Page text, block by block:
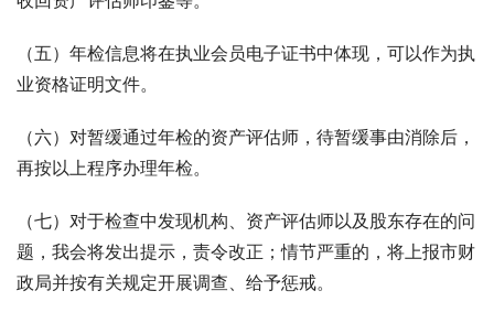
（五）年检信息将在执业会员电子证书中体现，可以作为执
业资格证明文件。
（六）对暂缓通过年检的资产评估师，待暂缓事由消除后，
再按以上程序办理年检。
（七）对于检查中发现机构、资产评估师以及股东存在的问
题，我会将发出提示，责令改正；情节严重的，将上报市财
政局并按有关规定开展调查、给予惩戒。